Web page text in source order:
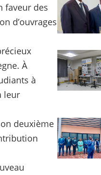
faveur des
d’ouvrages
À
à
leur
deuxième